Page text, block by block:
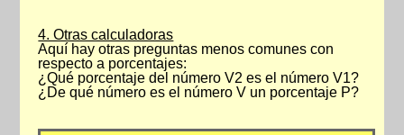
4. Otras calculadoras
Aquí hay otras preguntas menos comunes con
respecto a porcentajes:
¿Qué porcentaje del número V2 es el número V1?
¿De qué número es el número V un porcentaje P?